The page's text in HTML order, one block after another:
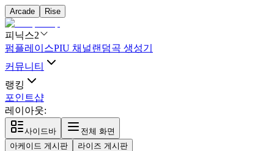
Arcade Rise
피닉스2
펌플레이스PIU 채널랜덤곡 생성기
커뮤니티
랭킹
포인트샵
레이아웃:
사이드바
전체 화면
아케이드 게시판
라이즈 게시판